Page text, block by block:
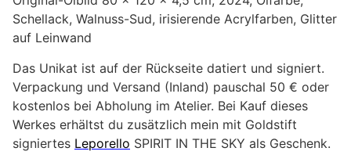
Schellack, Walnuss-Sud, irisierende Acrylfarben, Glitter
auf Leinwand
Das Unikat ist auf der Rückseite datiert und signiert.
Verpackung und Versand (Inland) pauschal 50 € oder
kostenlos bei Abholung im Atelier. Bei Kauf dieses
Werkes erhältst du zusätzlich mein mit Goldstift
signiertes Leporello SPIRIT IN THE SKY als Geschenk.